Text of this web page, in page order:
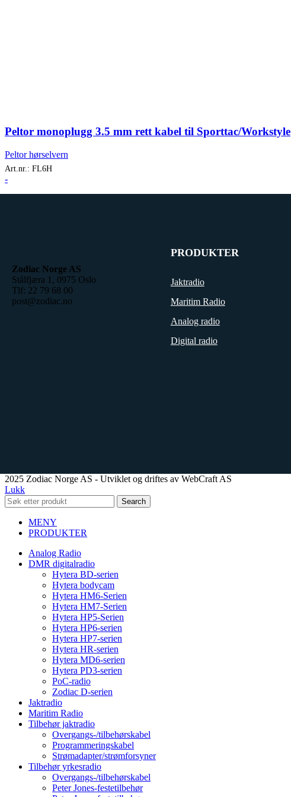
Peltor monoplugg 3.5 mm rett kabel til Sporttac/Workstyle
Peltor hørselvern
Art.nr.: FL6H
-
Zodiac Norge AS
Stålfjæra 1, 0975 Oslo
Tlf: 22 79 68 00
post@zodiac.no
PRODUKTER
Jaktradio
Maritim Radio
Analog radio
Digital radio
2025 Zodiac Norge AS - Utviklet og driftes av WebCraft AS
Lukk
Search
MENY
PRODUKTER
Analog Radio
DMR digitalradio
Hytera BD-serien
Hytera bodycam
Hytera HM6-Serien
Hytera HM7-Serien
Hytera HP5-Serien
Hytera HP6-serien
Hytera HP7-serien
Hytera HR-serien
Hytera MD6-serien
Hytera PD3-serien
PoC-radio
Zodiac D-serien
Jaktradio
Maritim Radio
Tilbehør jaktradio
Overgangs-/tilbehørskabel
Programmeringskabel
Strømadapter/strømforsyner
Tilbehør yrkesradio
Overgangs-/tilbehørskabel
Peter Jones-festetilbehør